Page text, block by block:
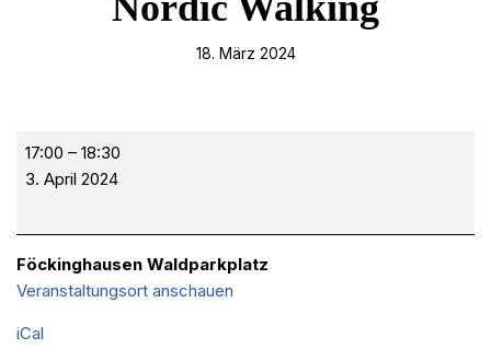
18. März 2024
17:00 – 18:30
3. April 2024
Föckinghausen Waldparkplatz
Veranstaltungsort anschauen
iCal